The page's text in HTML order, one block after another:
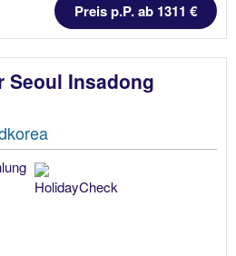
Preis p.P. ab 1311 €
Seoul Insadong